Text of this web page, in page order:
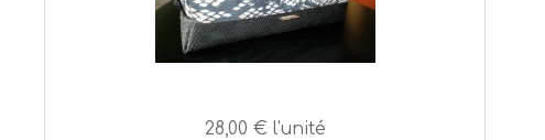
28,00 € l'unité